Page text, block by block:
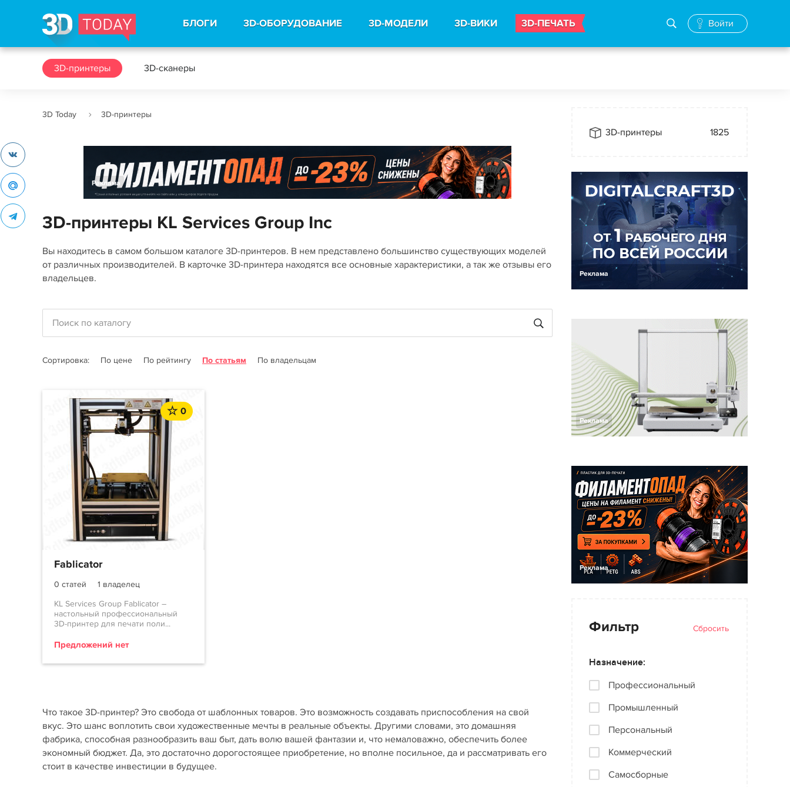
БЛОГИ 3D-ОБОРУДОВАНИЕ 3D-МОДЕЛИ 3D-ВИКИ 3D-ПЕЧАТЬ Войти
3D-принтеры 3D-сканеры
3D Today 3D-принтеры
Реклама
3D-принтеры KL Services Group Inc
Вы находитесь в самом большом каталоге 3D-принтеров. В нем представлено большинство существующих моделей
от различных производителей. В карточке 3D-принтера находятся все основные характеристики, а так же отзывы его
владельцев.
Сортировка: По цене По рейтингу По статьям По владельцам
0
Fablicator
0 статей
1 владелец
KL Services Group Fablicator –
настольный профессиональный
3D-принтер для печати поли...
Предложений нет
Что такое 3D-принтер? Это свобода от шаблонных товаров. Это возможность создавать приспособления на свой
вкус. Это шанс воплотить свои художественные мечты в реальные объекты. Другими словами, это домашняя
фабрика, способная разнообразить ваш быт, дать волю вашей фантазии и, что немаловажно, обеспечить более
экономный бюджет. Да, это достаточно дорогостоящее приобретение, но вполне посильное, да и рассматривать его
стоит в качестве инвестиции в будущее.
3D-принтеры 1825
Реклама
Реклама
Реклама
Фильтр Сбросить
Назначение:
Профессиональный
Промышленный
Персональный
Коммерческий
Самосборные